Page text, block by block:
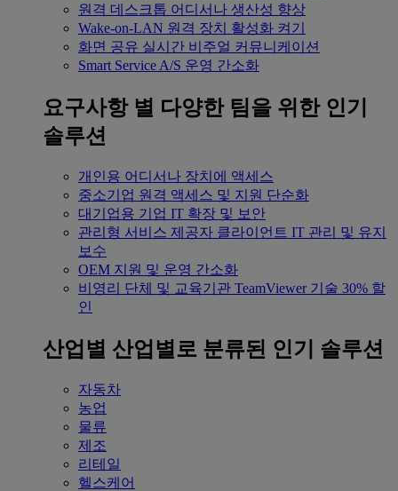
원격 데스크톱 어디서나 생산성 향상
Wake-on-LAN 원격 장치 활성화 켜기
화면 공유 실시간 비주얼 커뮤니케이션
Smart Service A/S 운영 간소화
요구사항 별 다양한 팀을 위한 인기
솔루션
개인용 어디서나 장치에 액세스
중소기업 원격 액세스 및 지원 단순화
대기업용 기업 IT 확장 및 보안
관리형 서비스 제공자 클라이언트 IT 관리 및 유지
보수
OEM 지원 및 운영 간소화
비영리 단체 및 교육기관 TeamViewer 기술 30% 할
인
산업별 산업별로 분류된 인기 솔루션
자동차
농업
물류
제조
리테일
헬스케어